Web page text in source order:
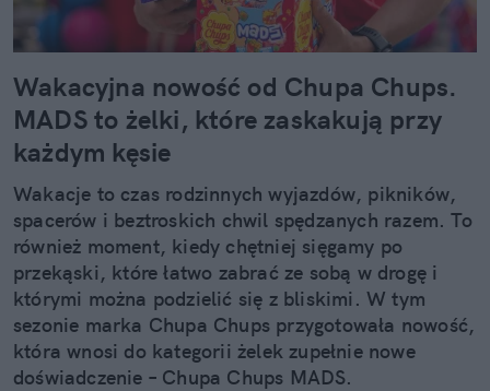
Wakacyjna nowość od Chupa Chups.
MADS to żelki, które zaskakują przy
każdym kęsie
Wakacje to czas rodzinnych wyjazdów, pikników,
spacerów i beztroskich chwil spędzanych razem. To
również moment, kiedy chętniej sięgamy po
przekąski, które łatwo zabrać ze sobą w drogę i
którymi można podzielić się z bliskimi. W tym
sezonie marka Chupa Chups przygotowała nowość,
która wnosi do kategorii żelek zupełnie nowe
doświadczenie – Chupa Chups MADS.